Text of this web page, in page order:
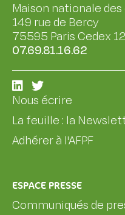
Maison nationale
149 rue de Bercy
75595 Paris Cedex 12
07.69.81.16.62
Nous écrire
La feuille : la
Adhérer à l'AFPF
ESPACE PRESSE
Communiqués de